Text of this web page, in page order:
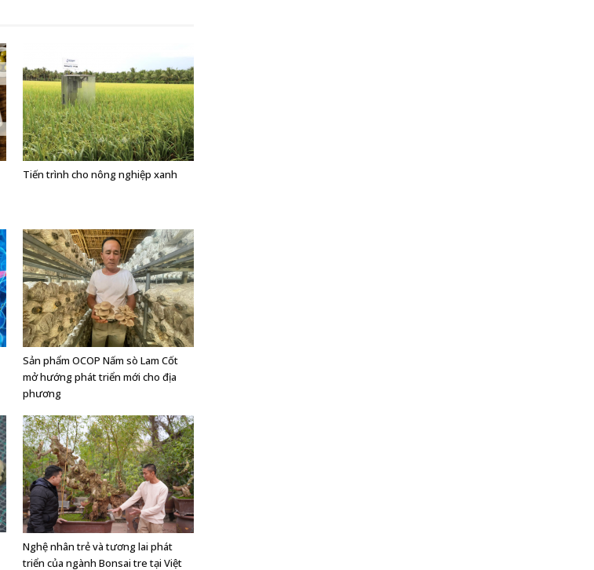
Tiến trình cho nông nghiệp xanh
Sản phẩm OCOP Nấm sò Lam Cốt
mở hướng phát triển mới cho địa
phương
Nghệ nhân trẻ và tương lai phát
triển của ngành Bonsai tre tại Việt